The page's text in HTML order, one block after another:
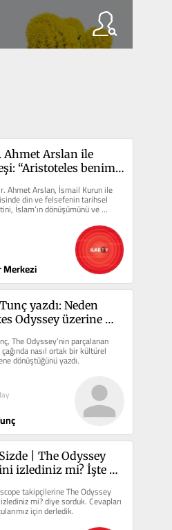
Ahmet Arslan ile
“Aristoteles benim
Ahmet Arslan, İsmail Kurun ile
din ve felsefenin tarihsel
İslam’ın dönüşümünü ve
dünyada...
Merkezi
yazdı: Neden
Odyssey üzerine
The Odyssey’nin parçalanan
nasıl ortak bir kültürel
dönüştüğünü yazdı.
| The Odyssey
izlediniz mi? İşte
takipçilerine The Odyssey
mi? diye sorduk. Cevapları
için derledik.